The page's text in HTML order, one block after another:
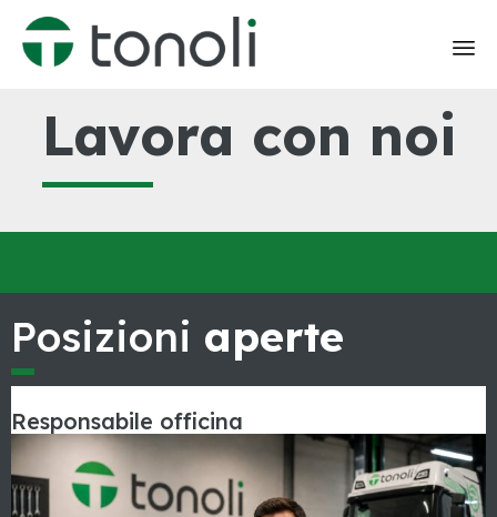
to
content
Lavora con noi
Posizioni aperte
Responsabile officina